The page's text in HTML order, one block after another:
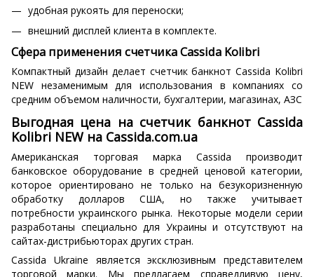
удобная рукоять для переноски;
внешний дисплей клиента в комплекте.
Сфера применения счетчика Cassida Kolibri
Компактный дизайн делает счетчик банкнот Cassida Kolibri
NEW незаменимым для использования в компаниях со
средним объемом наличности, бухгалтерии, магазинах, АЗС
Выгодная цена на счетчик банкнот Cassida
Kolibri NEW на Cassida.com.ua
Американская торговая марка Cassida производит
банковское оборудование в средней ценовой категории,
которое ориентировано не только на безукоризненную
обработку долларов США, но также учитывает
потребности украинского рынка. Некоторые модели серии
разработаны специально для Украины и отсутствуют на
сайтах-дистрибьюторах других стран.
Cassida Ukraine является эксклюзивным представителем
торговой марки. Мы предлагаем справедливую цену,